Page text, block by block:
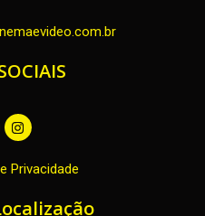
I
n
t
a
r
Privacidade